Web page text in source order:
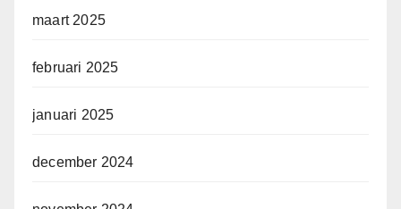
maart 2025
februari 2025
januari 2025
december 2024